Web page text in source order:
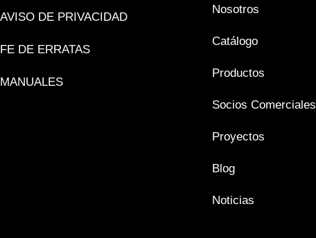
AVISO DE PRIVACIDAD
FE DE ERRATAS
MANUALES
Nosotros
Catálogo
Productos
Socios Comerciales
Proyectos
Blog
Noticias